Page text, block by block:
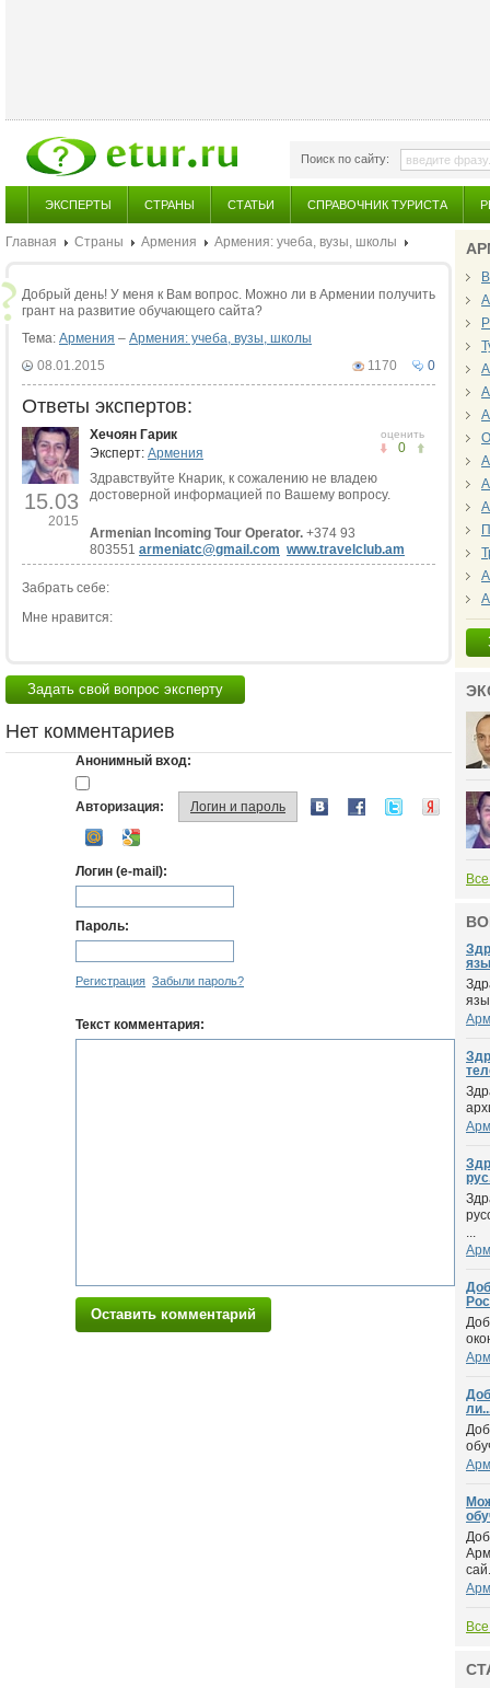
Поиск по сайту:
ЭКСПЕРТЫ СТРАНЫ СТАТЬИ СПРАВОЧНИК ТУРИСТА
Главная Страны Армения Армения: учеба, вузы, школы
Добрый день! У меня к Вам вопрос. Можно ли в Армении получить
грант на развитие обучающего сайта?
Тема: Армения – Армения: учеба, вузы, школы
0
1170
08.01.2015
Ответы экспертов:
15.03
2015
оценить
0
Хечоян Гарик
Эксперт: Армения
Здравствуйте Кнарик, к сожалению не владею
достоверной информацией по Вашему вопросу.
Armenian Incoming Tour Operator. +374 93
803551 armeniatc@gmail.com www.travelclub.am
Забрать себе:
Мне нравится:
Задать свой вопрос эксперту
Нет комментариев
Анонимный вход:
Авторизация: Логин и пароль
Логин (e-mail):
Пароль:
Регистрация Забыли пароль?
Текст комментария:
Оставить комментарий
...